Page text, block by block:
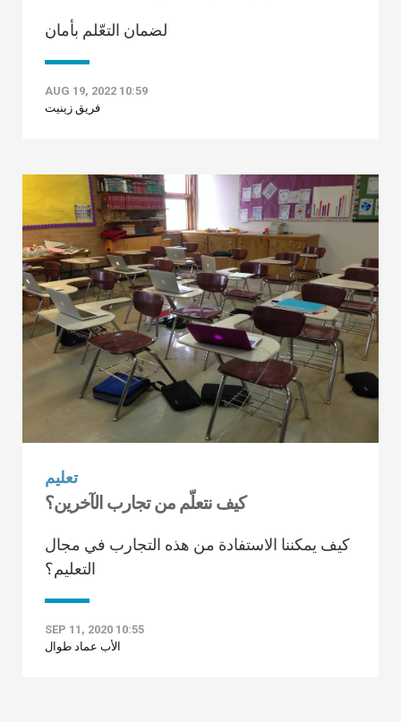
لضمان التعّلم بأمان
AUG 19, 2022 10:59
فريق زينيت
تعليم
كيف نتعلّم من تجارب الآخرين؟
كيف يمكننا الاستفادة من هذه التجارب في مجال
التعليم؟
SEP 11, 2020 10:55
الأب عماد طوال